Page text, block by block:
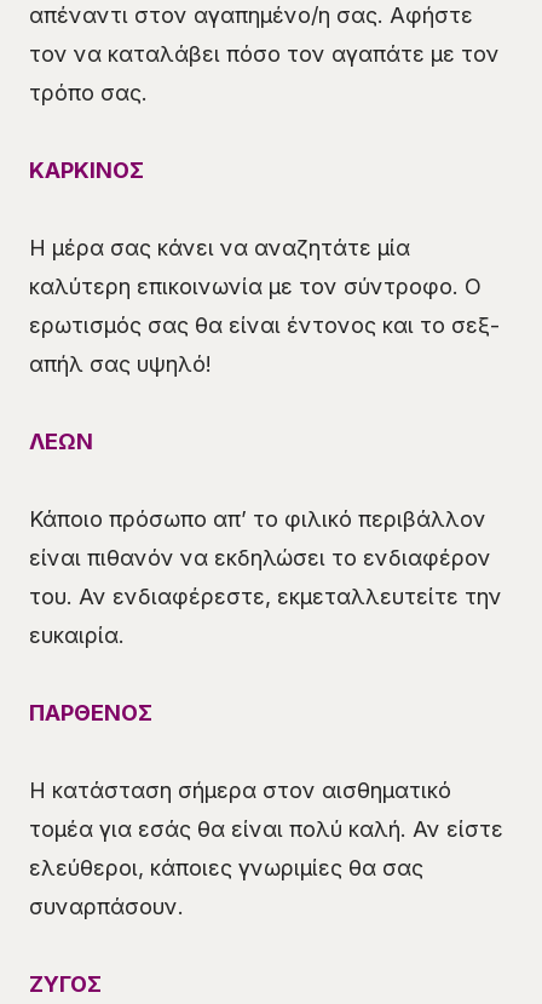
απέναντι στον αγαπημένο/η σας. Αφήστε
τον να καταλάβει πόσο τον αγαπάτε με τον
τρόπο σας.
ΚΑΡΚΙΝΟΣ
Η μέρα σας κάνει να αναζητάτε μία
καλύτερη επικοινωνία με τον σύντροφο. Ο
ερωτισμός σας θα είναι έντονος και το σεξ-
απήλ σας υψηλό!
ΛΕΩΝ
Κάποιο πρόσωπο απ’ το φιλικό περιβάλλον
είναι πιθανόν να εκδηλώσει το ενδιαφέρον
του. Αν ενδιαφέρεστε, εκμεταλλευτείτε την
ευκαιρία.
ΠΑΡΘΕΝΟΣ
Η κατάσταση σήμερα στον αισθηματικό
τομέα για εσάς θα είναι πολύ καλή. Αν είστε
ελεύθεροι, κάποιες γνωριμίες θα σας
συναρπάσουν.
ΖΥΓΟΣ